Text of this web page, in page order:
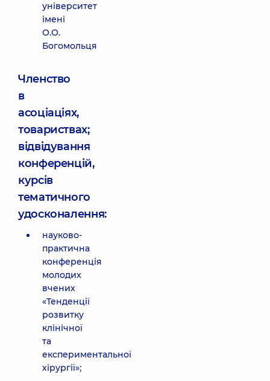
університет
імені
О.О.
Богомольця
Членство
в
асоціаціях,
товариствах;
відвідування
конференцій,
курсів
тематичного
удосконалення:
науково-
практична
конференція
молодих
вчених
«Тенденції
розвитку
клінічної
та
експериментальної
хірургії»;